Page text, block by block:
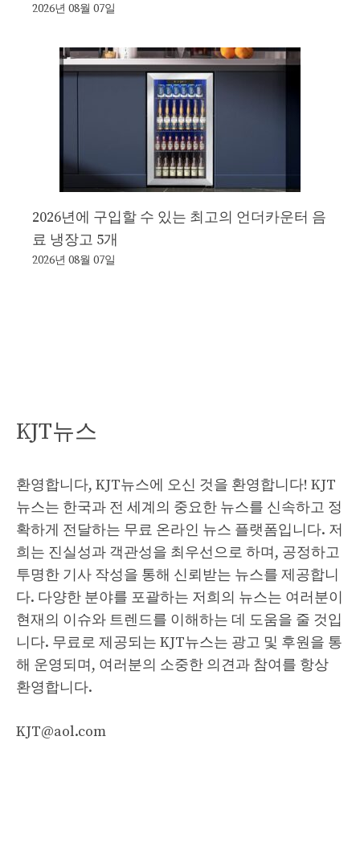
2026년 08월 07일
2026년에 구입할 수 있는 최고의 언더카운터 음
료 냉장고 5개
2026년 08월 07일
KJT뉴스
환영합니다, KJT뉴스에 오신 것을 환영합니다! KJT
뉴스는 한국과 전 세계의 중요한 뉴스를 신속하고 정
확하게 전달하는 무료 온라인 뉴스 플랫폼입니다. 저
희는 진실성과 객관성을 최우선으로 하며, 공정하고
투명한 기사 작성을 통해 신뢰받는 뉴스를 제공합니
다. 다양한 분야를 포괄하는 저희의 뉴스는 여러분이
현재의 이슈와 트렌드를 이해하는 데 도움을 줄 것입
니다. 무료로 제공되는 KJT뉴스는 광고 및 후원을 통
해 운영되며, 여러분의 소중한 의견과 참여를 항상
환영합니다.
KJT@aol.com